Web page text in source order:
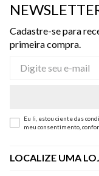
Cadastre-se para
primeira compra.
Eu li, estou ciente das
meu consentimento,
LOCALIZE UMA